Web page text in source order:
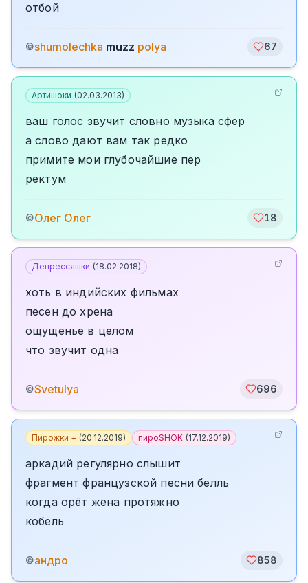
отбой
©shumolechka muzz polya 67
Артишоки (02.03.2013)
ваш голос звучит словно музыка сфер
а слово дают вам так редко
примите мои глубочайшие пер
ректум
©Олег Олег 18
Депрессяшки (18.02.2018)
хоть в индийских фильмах
песен до хрена
ощущенье в целом
что звучит одна
©Svetulya 696
Пирожки + (20.12.2019) пироSHOK (17.12.2019)
аркадий регулярно слышит
фрагмент французской песни белль
когда орёт жена протяжно
кобель
©андро 858